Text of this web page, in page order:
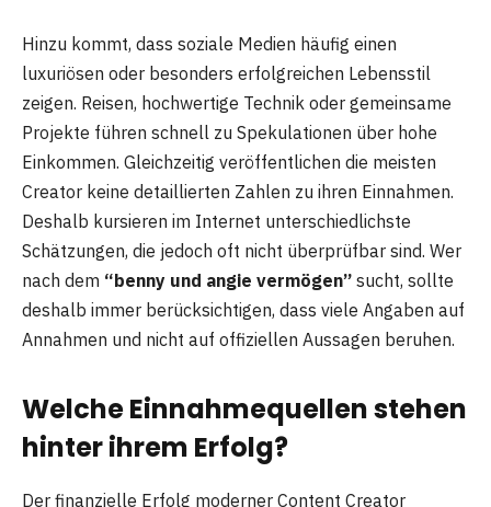
Hinzu kommt, dass soziale Medien häufig einen
luxuriösen oder besonders erfolgreichen Lebensstil
zeigen. Reisen, hochwertige Technik oder gemeinsame
Projekte führen schnell zu Spekulationen über hohe
Einkommen. Gleichzeitig veröffentlichen die meisten
Creator keine detaillierten Zahlen zu ihren Einnahmen.
Deshalb kursieren im Internet unterschiedlichste
Schätzungen, die jedoch oft nicht überprüfbar sind. Wer
nach dem “benny und angie vermögen” sucht, sollte
deshalb immer berücksichtigen, dass viele Angaben auf
Annahmen und nicht auf offiziellen Aussagen beruhen.
Welche Einnahmequellen stehen
hinter ihrem Erfolg?
Der finanzielle Erfolg moderner Content Creator